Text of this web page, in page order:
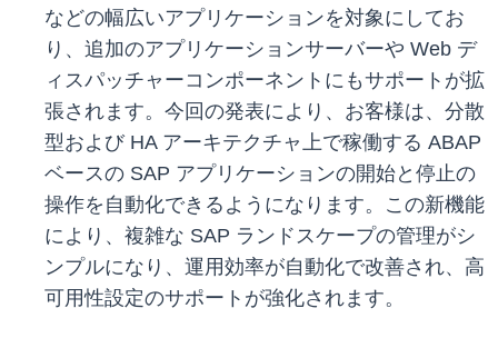
などの幅広いアプリケーションを対象にしてお
り、追加のアプリケーションサーバーや Web デ
ィスパッチャーコンポーネントにもサポートが拡
張されます。今回の発表により、お客様は、分散
型および HA アーキテクチャ上で稼働する ABAP
ベースの SAP アプリケーションの開始と停止の
操作を自動化できるようになります。この新機能
により、複雑な SAP ランドスケープの管理がシ
ンプルになり、運用効率が自動化で改善され、高
可用性設定のサポートが強化されます。